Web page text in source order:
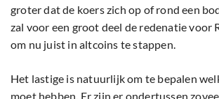
groter dat de koers zich op of rond een
zal voor een groot deel de redenatie voor
om nu juist in altcoins te stappen.
Het lastige is natuurlijk om te bepalen
moet hebben. Er zijn er ondertussen